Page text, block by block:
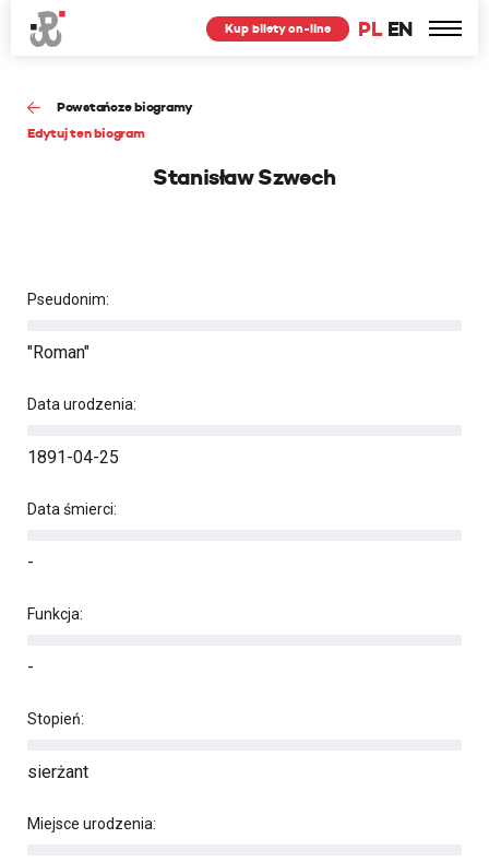
PL EN
Kup bilety on-line
Powstańcze biogramy
Edytuj ten biogram
Stanisław Szwech
Pseudonim:
"Roman"
Data urodzenia:
1891-04-25
Data śmierci:
-
Funkcja:
-
Stopień:
sierżant
Miejsce urodzenia: